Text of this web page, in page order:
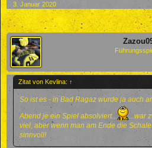
3. Januar 2020
Zitat von Kevlina: ↑
So ist es - in Bad Ragaz wurde ja auch
Abend je ein Spiel absolviert...
...war
viel, aber wenn man am Ende die
sinnvoll!